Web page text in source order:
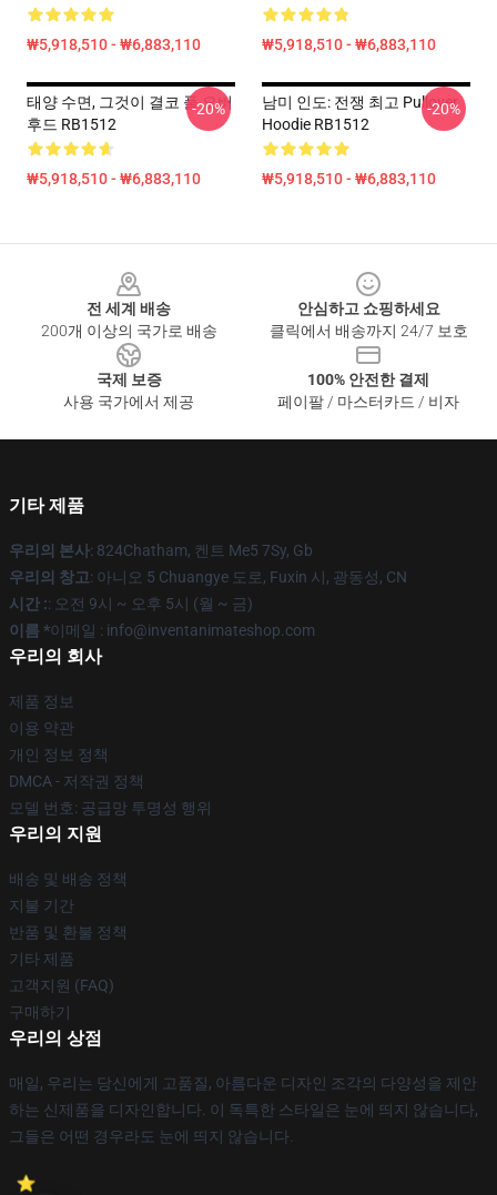
₩5,918,510 - ₩6,883,110 ₩5,918,510 - ₩6,883,110
태양 수면, 그것이 결코 풀 오버
후드 RB1512
₩5,918,510 - ₩6,883,110
-20%
남미 인도: 전쟁 최고 Pullover
Hoodie RB1512
₩5,918,510 - ₩6,883,110
-20%
전 세계 배송
200개 이상의 국가로 배송
안심하고 쇼핑하세요
클릭에서 배송까지 24/7 보호
국제 보증
사용 국가에서 제공
100% 안전한 결제
페이팔 / 마스터카드 / 비자
기타 제품
우리의 본사: 824Chatham, 켄트 Me5 7Sy, Gb
우리의 창고: 아니오 5 Chuangye 도로, Fuxin 시, 광동성, CN
시간 :: 오전 9시 ~ 오후 5시 (월 ~ 금)
이름 *이메일 : info@inventanimateshop.com
우리의 회사
제품 정보
이용 약관
개인 정보 정책
DMCA - 저작권 정책
모델 번호: 공급망 투명성 행위
우리의 지원
배송 및 배송 정책
지불 기간
반품 및 환불 정책
기타 제품
고객지원 (FAQ)
구매하기
우리의 상점
매일, 우리는 당신에게 고품질, 아름다운 디자인 조각의 다양성을 제안
하는 신제품을 디자인합니다. 이 독특한 스타일은 눈에 띄지 않습니다,
그들은 어떤 경우라도 눈에 띄지 않습니다.